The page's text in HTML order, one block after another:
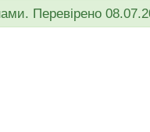
Перевірено